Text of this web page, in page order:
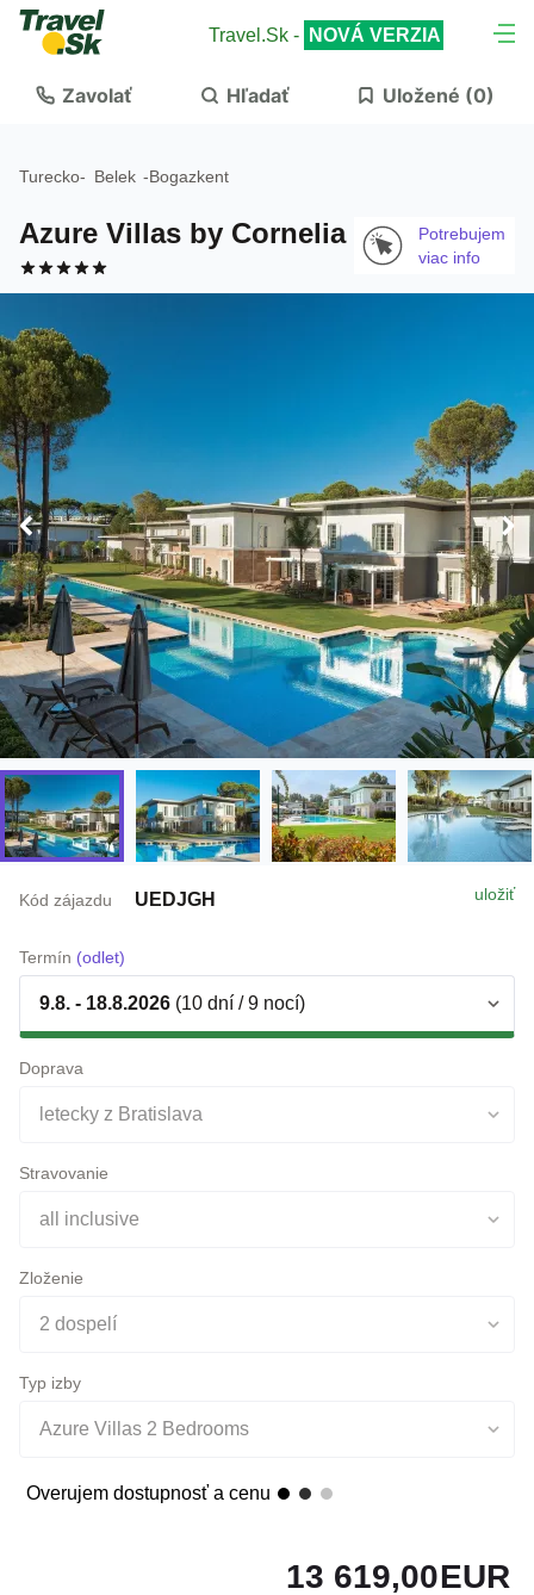
Travel.Sk - NOVÁ VERZIA
Zavolať Hľadať Uložené (0)
Turecko- Belek -Bogazkent
Azure Villas by Cornelia
Potrebujem
viac info
uložiť
Kód zájazdu UEDJGH
Termín(odlet)
9.8. - 18.8.2026
letecky z Bratislava
Stravovanie
all inclusive
Zloženie
2 dospelí
Typ izby
Azure Villas 2 Bedrooms